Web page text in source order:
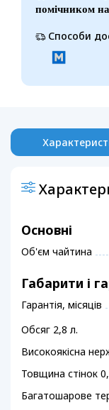
помічником
Способи
Основні
Об'єм чайтина
Габарити і
Гарантія, місяців
Обсяг 2,8 л.
Високоякісна
Товщина стінок
Багатошарове